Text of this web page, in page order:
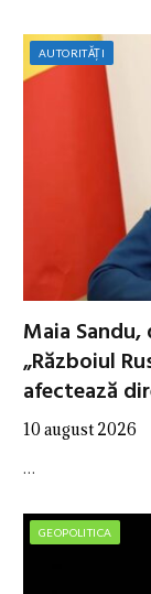
AUTORITĂȚI
Maia
„Războiul
afectează
10 august 2026
…
GEOPOLITICA